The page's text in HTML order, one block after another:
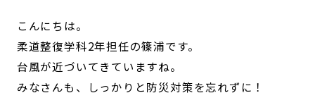
こんにちは。
柔道整復学科2年担任の篠浦です。
台風が近づいてきていますね。
みなさんも、しっかりと防災対策を忘れずに！